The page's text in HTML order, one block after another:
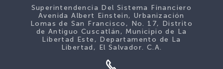
Superintendencia Del Sistema Financiero
Avenida Albert Einstein, Urbanización
Lomas de San Francisco, No. 17, Distrito
de Antiguo Cuscatlán, Municipio de La
Libertad Este, Departamento de La
Libertad, El Salvador. C.A.